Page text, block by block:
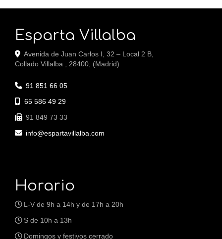
Esparta Villalba
Avenida de Juan Carlos I, 32 – Local 2 B,
Collado Villalba
28400 (Madrid)
91 851 66 05
65 586 49 29
91 849 73 33
info
espartavillalba.com
Horario
L-V de 9h a 14h y de 17h a 20h
S de 10h a 13h
Domingos y festivos cerrado